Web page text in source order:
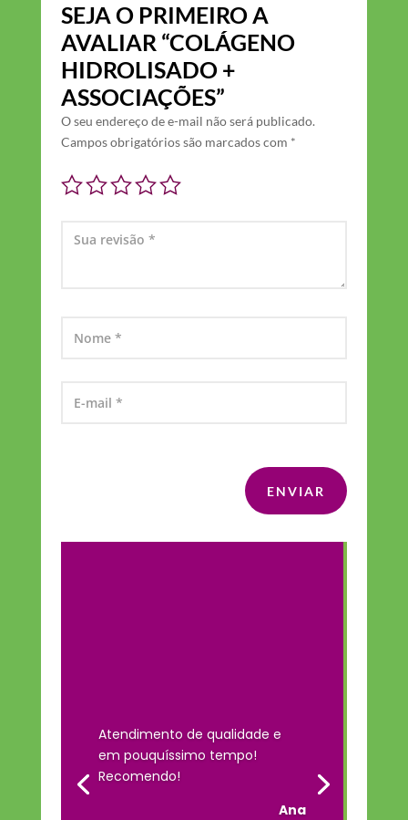
SEJA O PRIMEIRO A
AVALIAR “COLÁGENO
HIDROLISADO +
ASSOCIAÇÕES”
O seu endereço de e-mail não será publicado.
Campos obrigatórios são marcados com *
ENVIAR
Atendimento de qualidade e
em pouquíssimo tempo!
Recomendo!
Ana